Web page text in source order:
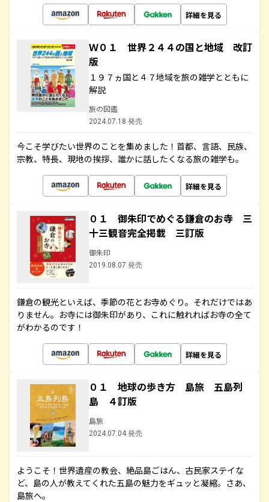
詳細を見る
Ｗ０１ 世界２４４の国と地域 改訂
版
１９７ヵ国と４７地域を旅の雑学とともに
解説
旅の図鑑
2024.07.18 発売
今こそ学びたい世界のことを集めました！首都、言語、民族、
宗教、特長、現地の挨拶、誰かに話したくなる旅の雑学も。
詳細を見る
０１ 御朱印でめぐる鎌倉のお寺 三
十三観音完全掲載 三訂版
御朱印
2019.08.07 発売
鎌倉の観光といえば、季節の花とお寺めぐり。それだけではあ
りません。お寺には御朱印があり、これに触れればお寺の全て
がわかるのです！
詳細を見る
０１ 地球の歩き方 島旅 五島列
島 ４訂版
島旅
2024.07.04 発売
ようこそ！世界遺産の教会、絶品島ごはん、古民家ステイな
ど、島の人が教えてくれた五島の魅力をギュッと凝縮。さあ、
島旅へ。